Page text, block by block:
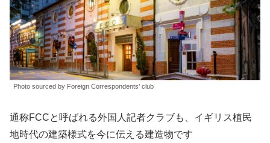
Photo sourced by Foreign Correspondents’ club
通称FCCと呼ばれる外国人記者クラブも、イギリス植民
地時代の建築様式を今に伝える建造物です